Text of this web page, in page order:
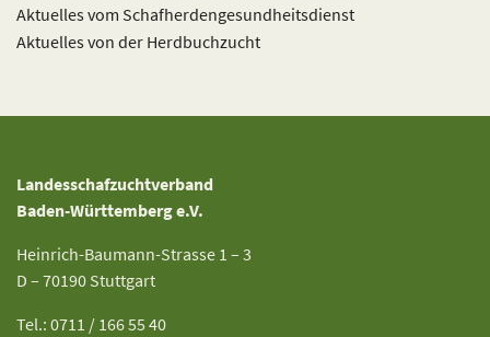
Aktuelles vom Schafherdengesundheitsdienst
Aktuelles von der Herdbuchzucht
Landesschafzuchtverband
Baden-Württemberg e.V.
Heinrich-Baumann-Strasse 1 – 3
D – 70190 Stuttgart
Tel.: 0711 / 166 55 40